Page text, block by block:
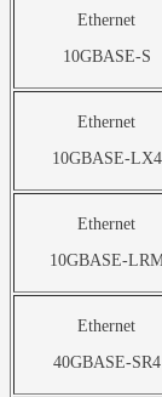
Ethernet
10GBASE-S
Ethernet
10GBASE-LX4
Ethernet
10GBASE-
Ethernet
40GBASE-SR4